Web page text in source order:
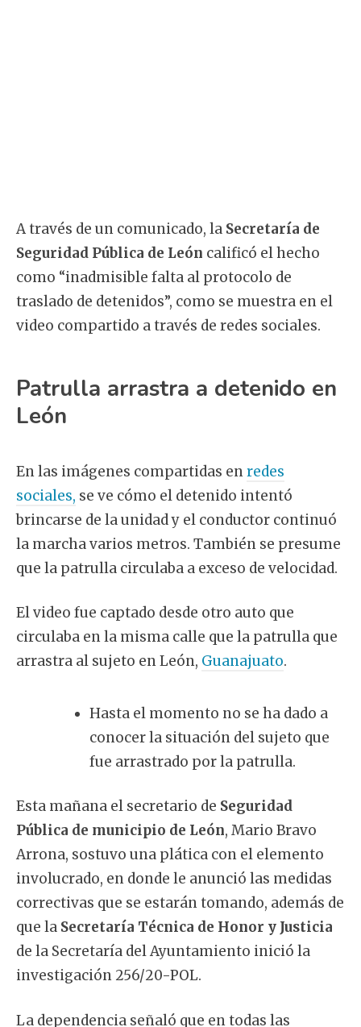
A través de un comunicado, la Secretaría de
Seguridad Pública de León calificó el hecho
como “inadmisible falta al protocolo de
traslado de detenidos”, como se muestra en el
video compartido a través de redes sociales.
Patrulla arrastra a detenido en
León
En las imágenes compartidas enredes
sociales, se ve cómo el detenido intentó
brincarse de la unidad y el conductor continuó
la marcha varios metros. También se presume
que la patrulla circulaba a exceso de velocidad.
El video fue captado desde otro auto que
circulaba en la misma calle que la patrulla que
arrastra al sujeto en León, Guanajuato.
Hasta el momento no se ha dado a
conocer la situación del sujeto que
fue arrastrado por la patrulla.
Esta mañana el secretario de Seguridad
Pública de municipio de León, Mario Bravo
Arrona, sostuvo una plática con el elemento
involucrado, en donde le anunció las medidas
correctivas que se estarán tomando, además de
que la Secretaría Técnica de Honor y Justicia
de la Secretaría del Ayuntamiento inició la
investigación 256/20-POL.
La dependencia señaló que en todas las